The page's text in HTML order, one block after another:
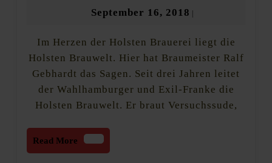
#15
Holsten
Braumeister
Ralf
Gebhardt
September 16, 2018 September
2018
Im Herzen der Holsten Brauerei liegt die
Holsten Brauwelt. Hier hat Braumeister Ralf
Gebhardt das Sagen. Seit drei Jahren leitet
der Wahlhamburger und Exil-Franke die
Holsten Brauwelt. Er braut Versuchssude,
Read More
Read
More